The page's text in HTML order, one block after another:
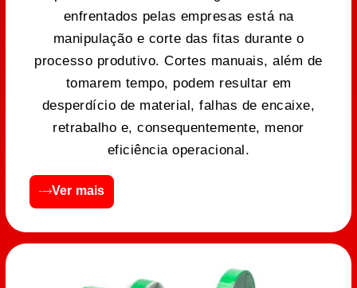
enfrentados pelas empresas está na
manipulação e corte das fitas durante o
processo produtivo. Cortes manuais, além de
tomarem tempo, podem resultar em
desperdício de material, falhas de encaixe,
retrabalho e, consequentemente, menor
eficiência operacional.
Ver mais